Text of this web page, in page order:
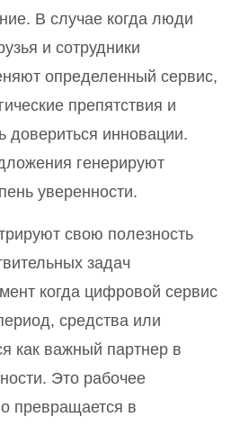
В случае когда люди
и сотрудники
определенный сервис,
препятствия и
довериться инновации.
генерируют
уверенности.
свою полезность
задач
когда цифровой сервис
средства или
как важный партнер в
Это рабочее
превращается в